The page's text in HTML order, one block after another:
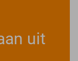
uit